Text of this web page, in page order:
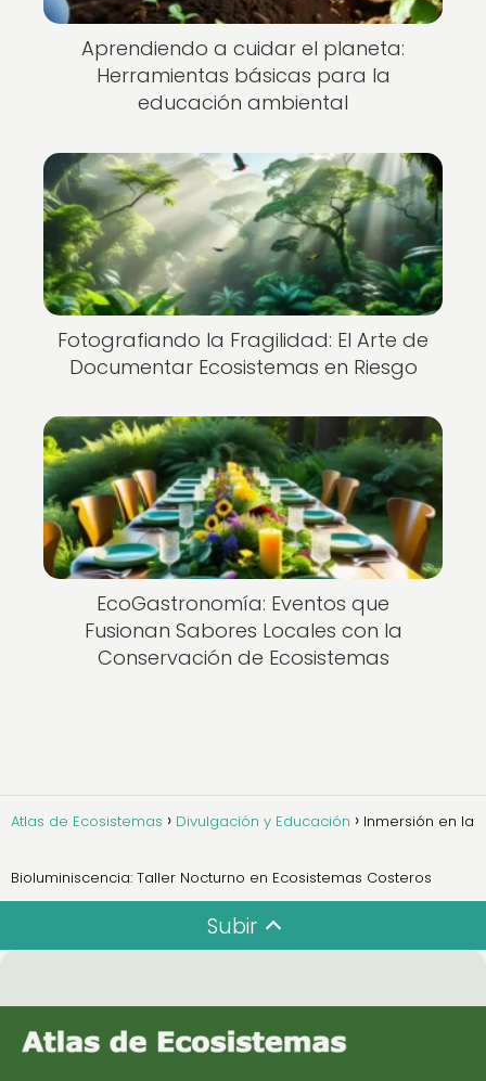
Aprendiendo a cuidar el planeta:
Herramientas básicas para la
educación ambiental
Fotografiando la Fragilidad: El Arte de
Documentar Ecosistemas en Riesgo
EcoGastronomía: Eventos que
Fusionan Sabores Locales con la
Conservación de Ecosistemas
Atlas de Ecosistemas Divulgación y Educación Inmersión en la
Bioluminiscencia: Taller Nocturno en Ecosistemas Costeros
Subir